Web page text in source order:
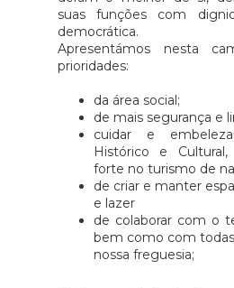
suas funções com
democrática.
Apresentámos nesta
prioridades:
da área social;
de mais segurança e
cuidar e
Histórico e
forte no turismo de
de criar e manter
e lazer
de colaborar com o
bem como com
nossa freguesia;